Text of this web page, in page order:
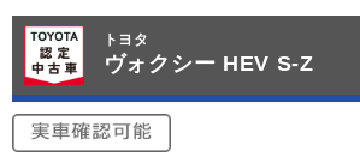
トヨタ
ヴォクシー HEV S-Z